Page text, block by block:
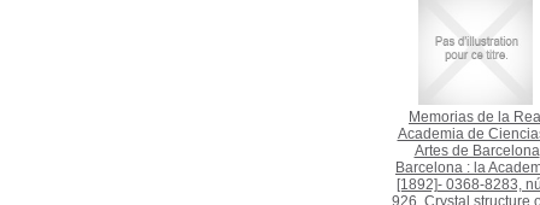
Memorias de la
Academia de
Artes de Barcelona
Barcelona : la
[1892]- 0368-8283,
926. Crystal structure